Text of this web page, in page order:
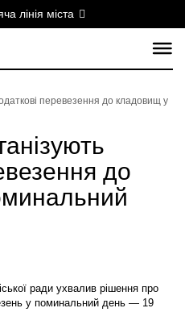
лінія міста
перевезення до кладовищ у
до
ради ухвалив рішення про
у поминальний день — 19